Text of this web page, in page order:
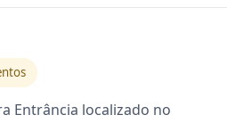
Entrância localizado no